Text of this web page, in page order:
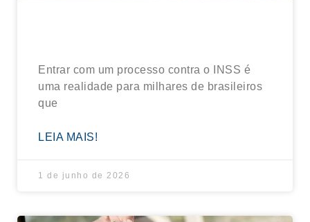
Entrar com um processo contra o INSS é
uma realidade para milhares de brasileiros
que
LEIA MAIS!
1 de junho de 2026